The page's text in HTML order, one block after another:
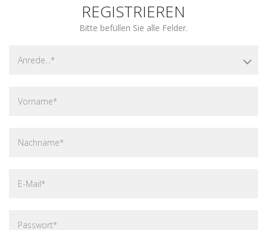
FÜR BAUTRÄGER
REGISTRIEREN
Bitte befüllen Sie alle Felder.
Anrede...*